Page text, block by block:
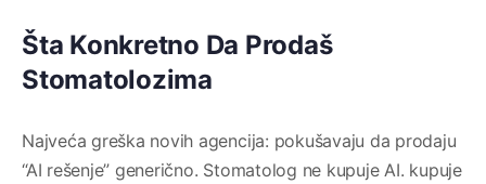
Šta Konkretno Da Prodaš
Stomatolozima
Najveća greška novih agencija: pokušavaju da prodaju
“AI rešenje” generično. Stomatolog ne kupuje AI. kupuje